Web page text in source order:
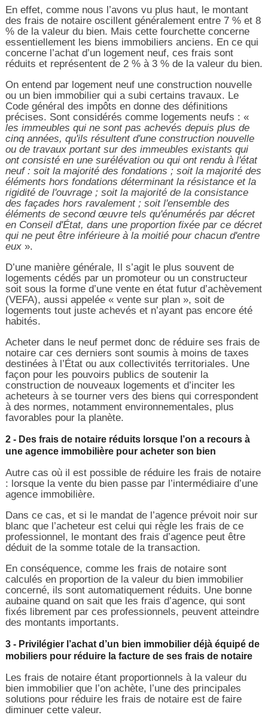
En effet, comme nous l’avons vu plus haut, le montant
des frais de notaire oscillent généralement entre 7 % et 8
% de la valeur du bien. Mais cette fourchette concerne
essentiellement les biens immobiliers anciens. En ce qui
concerne l’achat d’un logement neuf, ces frais sont
réduits et représentent de 2 % à 3 % de la valeur du bien.
On entend par logement neuf une construction nouvelle
ou un bien immobilier qui a subi certains travaux. Le
Code général des impôts en donne des définitions
précises. Sont considérés comme logements neufs : «
les immeubles qui ne sont pas achevés depuis plus de
cinq années, qu'ils résultent d'une construction nouvelle
ou de travaux portant sur des immeubles existants qui
ont consisté en une surélévation ou qui ont rendu à l'état
neuf : soit la majorité des fondations ; soit la majorité des
éléments hors fondations déterminant la résistance et la
rigidité de l'ouvrage ; soit la majorité de la consistance
des façades hors ravalement ; soit l'ensemble des
éléments de second œuvre tels qu'énumérés par décret
en Conseil d'État, dans une proportion fixée par ce décret
qui ne peut être inférieure à la moitié pour chacun d'entre
eux».
D’une manière générale, Il s’agit le plus souvent de
logements cédés par un promoteur ou un constructeur
soit sous la forme d’une vente en état futur d’achèvement
(VEFA), aussi appelée « vente sur plan », soit de
logements tout juste achevés et n’ayant pas encore été
habités.
Acheter dans le neuf permet donc de réduire ses frais de
notaire car ces derniers sont soumis à moins de taxes
destinées à l’État ou aux collectivités territoriales. Une
façon pour les pouvoirs publics de soutenir la
construction de nouveaux logements et d’inciter les
acheteurs à se tourner vers des biens qui correspondent
à des normes, notamment environnementales, plus
favorables pour la planète.
2 - Des frais de notaire réduits lorsque l’on a recours à
une agence immobilière pour acheter son bien
Autre cas où il est possible de réduire les frais de notaire
: lorsque la vente du bien passe par l’intermédiaire d’une
agence immobilière.
Dans ce cas, et si le mandat de l’agence prévoit noir sur
blanc que l’acheteur est celui qui règle les frais de ce
professionnel, le montant des frais d’agence peut être
déduit de la somme totale de la transaction.
En conséquence, comme les frais de notaire sont
calculés en proportion de la valeur du bien immobilier
concerné, ils sont automatiquement réduits. Une bonne
aubaine quand on sait que les frais d’agence, qui sont
fixés librement par ces professionnels, peuvent atteindre
des montants importants.
3 - Privilégier l’achat d’un bien immobilier déjà équipé de
mobiliers pour réduire la facture de ses frais de notaire
Les frais de notaire étant proportionnels à la valeur du
bien immobilier que l’on achète, l’une des principales
solutions pour réduire les frais de notaire est de faire
diminuer cette valeur.